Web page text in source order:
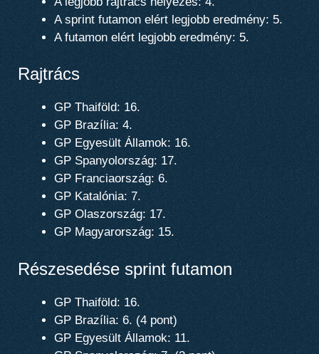
A sprint futamon elért legjobb eredmény: 5.
A futamon elért legjobb eredmény: 5.
Rajtrács
GP Thaiföld: 16.
GP Brazília: 4.
GP Egyesült Államok: 16.
GP Spanyolország: 17.
GP Franciaország: 6.
GP Katalónia: 7.
GP Olaszország: 17.
GP Magyarország: 15.
Részesedése sprint futamon
GP Thaiföld: 16.
GP Brazília: 6. (4 pont)
GP Egyesült Államok: 11.